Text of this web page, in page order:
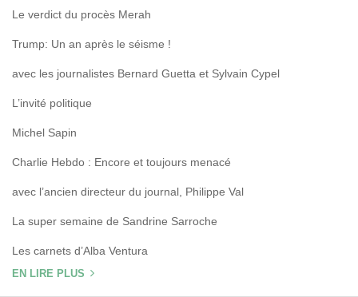
Le verdict du procès Merah
Trump: Un an après le séisme !
avec les journalistes Bernard Guetta et Sylvain Cypel
L’invité politique
Michel Sapin
Charlie Hebdo : Encore et toujours menacé
avec l’ancien directeur du journal, Philippe Val
La super semaine de Sandrine Sarroche
Les carnets d’Alba Ventura
EN LIRE PLUS